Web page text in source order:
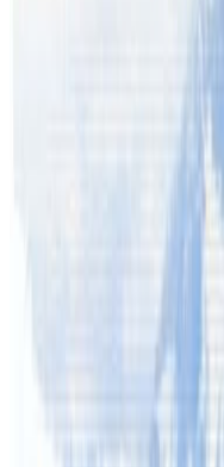
गर्नका लागि यो लिंकमा
यस वेवसाइटमा प्रकाशित
प्रतिक्रिया, गुनासो, सुझाव
पठाउनुहोला । तपाईंको
प्रतिक्रिया दिनुहोस